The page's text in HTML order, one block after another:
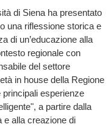
di Siena ha presentato
una riflessione storica e
di un’educazione alla
regionale con
del settore
in house della Regione
esperienze
a partire dalla
e alla creazione di